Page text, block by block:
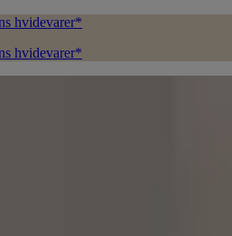
hvidevarer*
hvidevarer*